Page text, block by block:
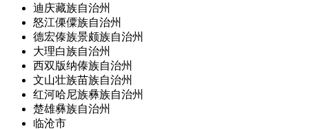
迪庆藏族自治州
怒江傈僳族自治州
德宏傣族景颇族自治州
大理白族自治州
西双版纳傣族自治州
文山壮族苗族自治州
红河哈尼族彝族自治州
楚雄彝族自治州
临沧市